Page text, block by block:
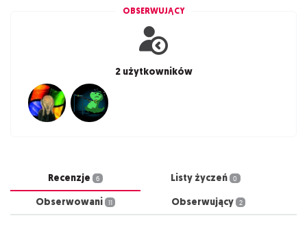
OBSERWUJĄCY
2 użytkowników
Recenzje 6 Listy życzeń 0
Obserwowani 11 Obserwujący 2